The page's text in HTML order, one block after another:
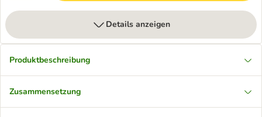
Details anzeigen
Produktbeschreibung
Zusammensetzung